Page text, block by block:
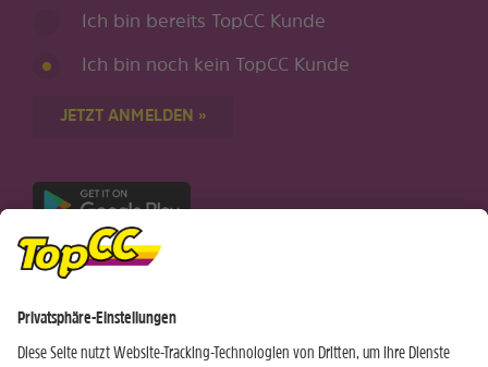
Ich bin bereits TopCC Kunde
Ich bin noch kein TopCC Kunde
JETZT ANMELDEN »
Nur für Android-Geräte
Wochen Hits Rezeptwelt